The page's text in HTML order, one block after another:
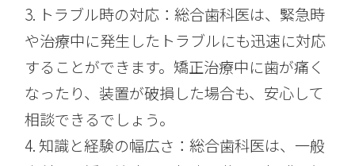
3. トラブル時の対応：総合歯科医は、緊急時
や治療中に発生したトラブルにも迅速に対応
することができます。矯正治療中に歯が痛く
なったり、装置が破損した場合も、安心して
相談できるでしょう。
4. 知識と経験の幅広さ：総合歯科医は、一般